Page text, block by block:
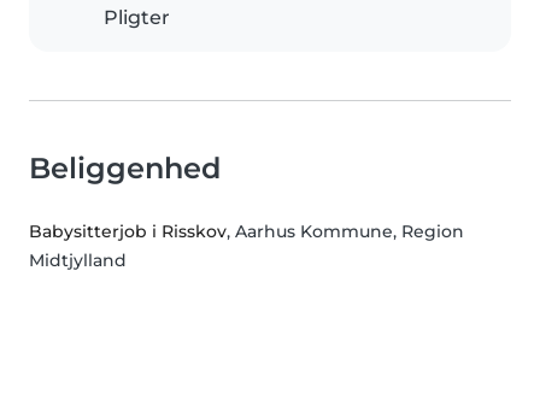
Pligter
Beliggenhed
Babysitterjob i Risskov, Aarhus Kommune, Region
Midtjylland